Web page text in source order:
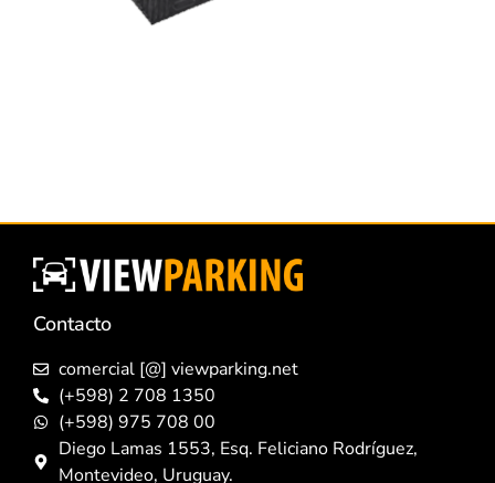
Contacto
comercial [@] viewparking.net
(+598) 2 708 1350
(+598) 975 708 00
Diego Lamas 1553, Esq. Feliciano Rodríguez,
Montevideo, Uruguay.